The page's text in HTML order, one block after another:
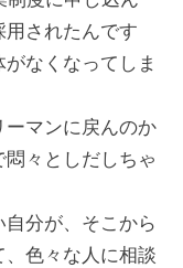
されたんです
なくなってしま
ーマンに戻んのか
々としだしちゃ
分が、そこから
色々な人に相談